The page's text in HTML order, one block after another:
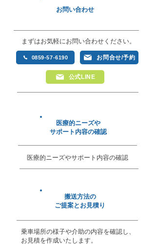
お問い合わせ
まずはお気軽にお問い合わせください。​
0859-57-6190 お問合せ/予約
公式LINE
医療的ニーズや
サポート内容の確認
医療的ニーズやサポート内容の確認
搬送方法の
​ご提案とお見積り
​乗車場所の様子や介助の内容を確認し、
お見積を作成いたします。